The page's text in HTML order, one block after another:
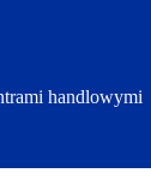
handlowymi